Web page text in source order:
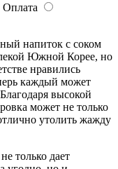
Оплата
напиток с соком
Южной Корее, но
нравились
каждый может
высокой
может не только
утолить жажду
только дает